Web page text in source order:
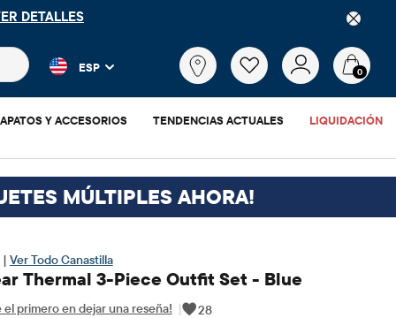
CON EL CÓDIGO DESCARGAR AHORA
populares y los resultados de productos a medida que
ESP 0
Y ACCESORIOS TENDENCIAS ACTUALES LIQUIDACIÓN
MÚLTIPLES AHORA!
| Ver Todo Canastilla
Thermal 3-Piece Outfit Set - Blue
el primero en dejar una reseña! | 28